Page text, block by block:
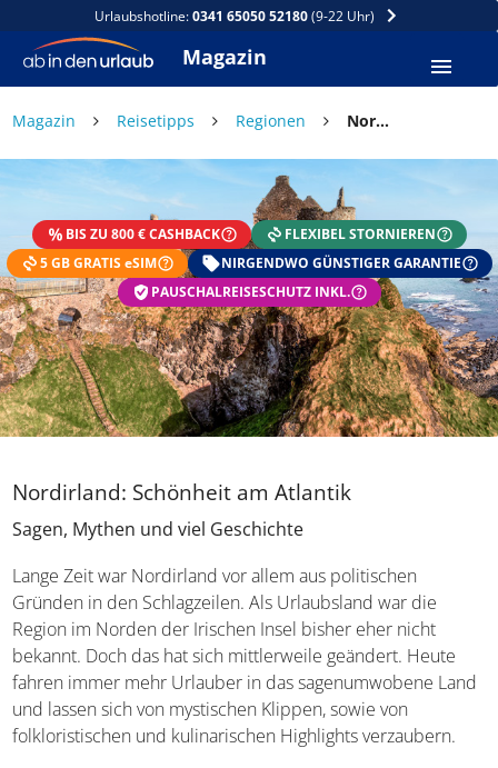
Urlaubshotline:0341 65050 52180(9-22 Uhr)
Magazin
Magazin Reisetipps Regionen Nordirland: Schönheit am Atlantik
BIS ZU 800 € CASHBACK
FLEXIBEL STORNIEREN
5 GB GRATIS eSIM
NIRGENDWO GÜNSTIGER GARANTIE
PAUSCHALREISESCHUTZ INKL.
Nordirland: Schönheit am Atlantik
Sagen, Mythen und viel Geschichte
Lange Zeit war Nordirland vor allem aus politischen
Gründen in den Schlagzeilen. Als Urlaubsland war die
Region im Norden der Irischen Insel bisher eher nicht
bekannt. Doch das hat sich mittlerweile geändert. Heute
fahren immer mehr Urlauber in das sagenumwobene
Land und lassen sich von mystischen Klippen, sowie von
folkloristischen und kulinarischen Highlights verzaubern.
DEIN SOMMER ZAHLT SICH
Exklusiv: Nur in der ab in den urlaub App
☀️ Bis zu 1.000 € Sommer Cashback
📱 App gratis herunterladen
🧝 Konto anlegen oder einloggen
✅ Sommer Cashback ist automatisch aktiviert